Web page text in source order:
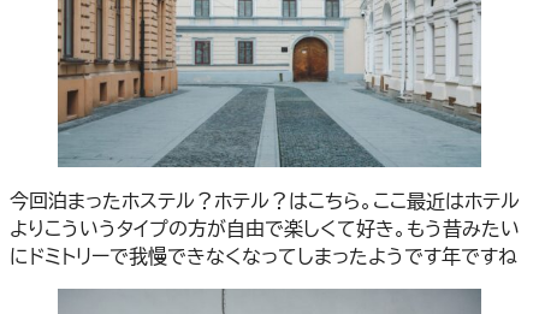
今回泊まったホステル？ホテル？はこちら。ここ最近はホテル
よりこういうタイプの方が自由で楽しくて好き。もう昔みたい
にドミトリーで我慢できなくなってしまったようです年ですね